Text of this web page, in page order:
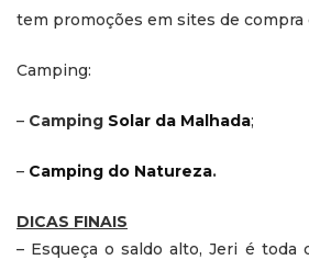
tem promoções em sites de compra
Camping:
– Camping Solar da Malhada;
– Camping do Natureza.
DICAS FINAIS
– Esqueça o saldo alto, Jeri é toda